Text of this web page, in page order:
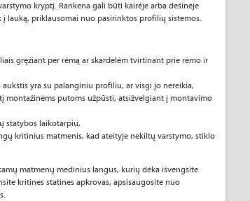
kryptį. Rankena gali būti kairėje arba dešinėje
lauką, priklausomai nuo pasirinktos profilių sistemos.
gręžiant per rėmą ar skardelėm tvirtinant prie rėmo ir
yra su palanginiu profiliu, ar visgi jo nereikia,
putoms užpūsti, atsižvelgiant į montavimo
statybos laikotarpiu,
kritinius matmenis, kad ateityje nekiltų varstymo, stiklo
matmenų medinius langus, kurių dėka išvengsite
kritines statines apkrovas, apsisaugosite nuo